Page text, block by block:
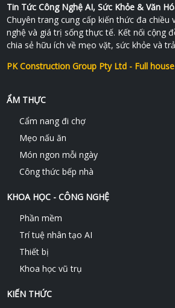
Tin Tức Công Nghệ AI, Sức Khỏe & Văn
Chuyên trang cung cấp kiến thức đa chiều
nghệ và giá trị sống thực tế. Kết nối cộng
chia sẻ hữu ích về mẹo vặt, sức khỏe và
PK Construction Group Pty Ltd - Full
ẨM THỰC
Cẩm nang đi chợ
Mẹo nấu ăn
Món ngon mỗi ngày
Công thức bếp nhà
KHOA HỌC - CÔNG NGHỆ
Phần mềm
Trí tuệ nhân tạo AI
Thiết bị
Khoa học vũ trụ
KIẾN THỨC